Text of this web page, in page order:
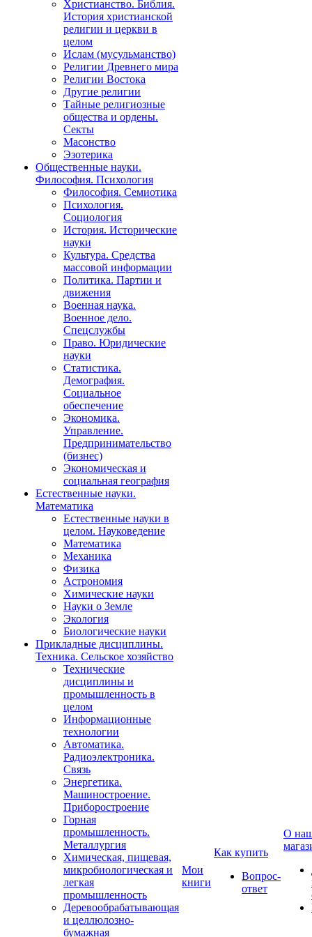
Христианство. Библия.
История христианской
религии и церкви в
целом
Ислам (мусульманство)
Религии Древнего мира
Религии Востока
Другие религии
Тайные религиозные
общества и ордены.
Секты
Масонство
Эзотерика
Общественные науки.
Философия. Психология
Философия. Семиотика
Психология.
Социология
История. Исторические
науки
Культура. Средства
массовой информации
Политика. Партии и
движения
Военная наука.
Военное дело.
Спецслужбы
Право. Юридические
науки
Статистика.
Демография.
Социальное
обеспечение
Экономика.
Управление.
Предпринимательство
(бизнес)
Экономическая и
социальная география
Естественные науки.
Математика
Естественные науки в
целом. Науковедение
Математика
Механика
Физика
Астрономия
Химические науки
Науки о Земле
Экология
Биологические науки
Прикладные дисциплины.
Техника. Сельское хозяйство
Технические
дисциплины и
промышленность в
целом
Информационные
технологии
Автоматика.
Радиоэлектроника.
Связь
Энергетика.
Машиностроение.
Приборостроение
Горная
промышленность.
Металлургия
Химическая, пищевая,
микробиологическая и
легкая
промышленность
Деревообрабатывающая
и целлюлозно-
бумажная
Мои
книги
Как купить
Вопрос-
ответ
О